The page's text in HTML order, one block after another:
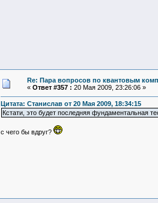
Re: Пара вопросов по квантовым
« Ответ #357 : 20 Мая 2009, 23:26:06 »
Цитата: Станислав от 20 Мая 2009, 18:34:15
Кстати, это будет последняя фундаментальная
с чего бы вдруг?